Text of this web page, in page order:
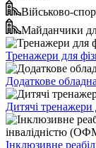
Військово-
Майданчики
Тренажери для
Додаткове
Дитячі тренажери
Інклюзивне